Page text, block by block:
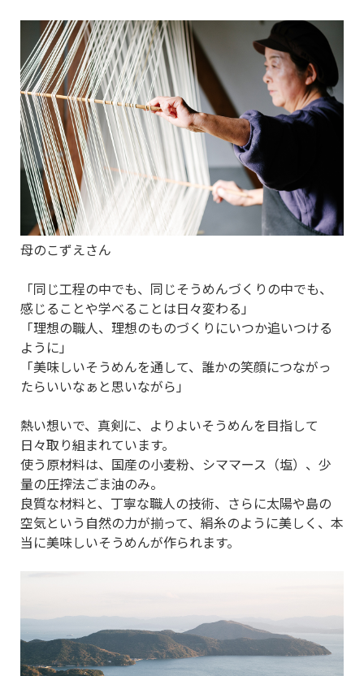
母のこずえさん
「同じ工程の中でも、同じそうめんづくりの中でも、
感じることや学べることは日々変わる」
「理想の職人、理想のものづくりにいつか追いつける
ように」
「美味しいそうめんを通して、誰かの笑顔につながっ
たらいいなぁと思いながら」
熱い想いで、真剣に、よりよいそうめんを目指して
日々取り組まれています。
使う原材料は、国産の小麦粉、シママース（塩）、少
量の圧搾法ごま油のみ。
良質な材料と、丁寧な職人の技術、さらに太陽や島の
空気という自然の力が揃って、絹糸のように美しく、本
当に美味しいそうめんが作られます。